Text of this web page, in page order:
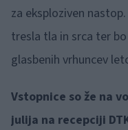
za eksploziven
tresla tla in srca ter
glasbenih vrhuncev
Vstopnice so že na
julija na recepciji